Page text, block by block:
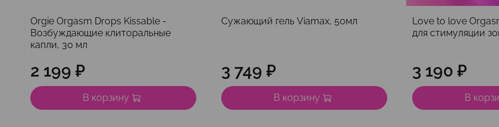
Orgie Orgasm Drops Kissable -
Возбуждающие клиторальные
капли, 30 мл
2 199 ₽
В корзину
Сужающий гель Viamax, 50мл
3 749 ₽
В корзину
Love to love
для стимуляции
3 190 ₽
В